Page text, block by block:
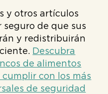
y otros artículos
seguro de que sus
y redistribuirán
Descubra
de alimentos
con los más
de seguridad